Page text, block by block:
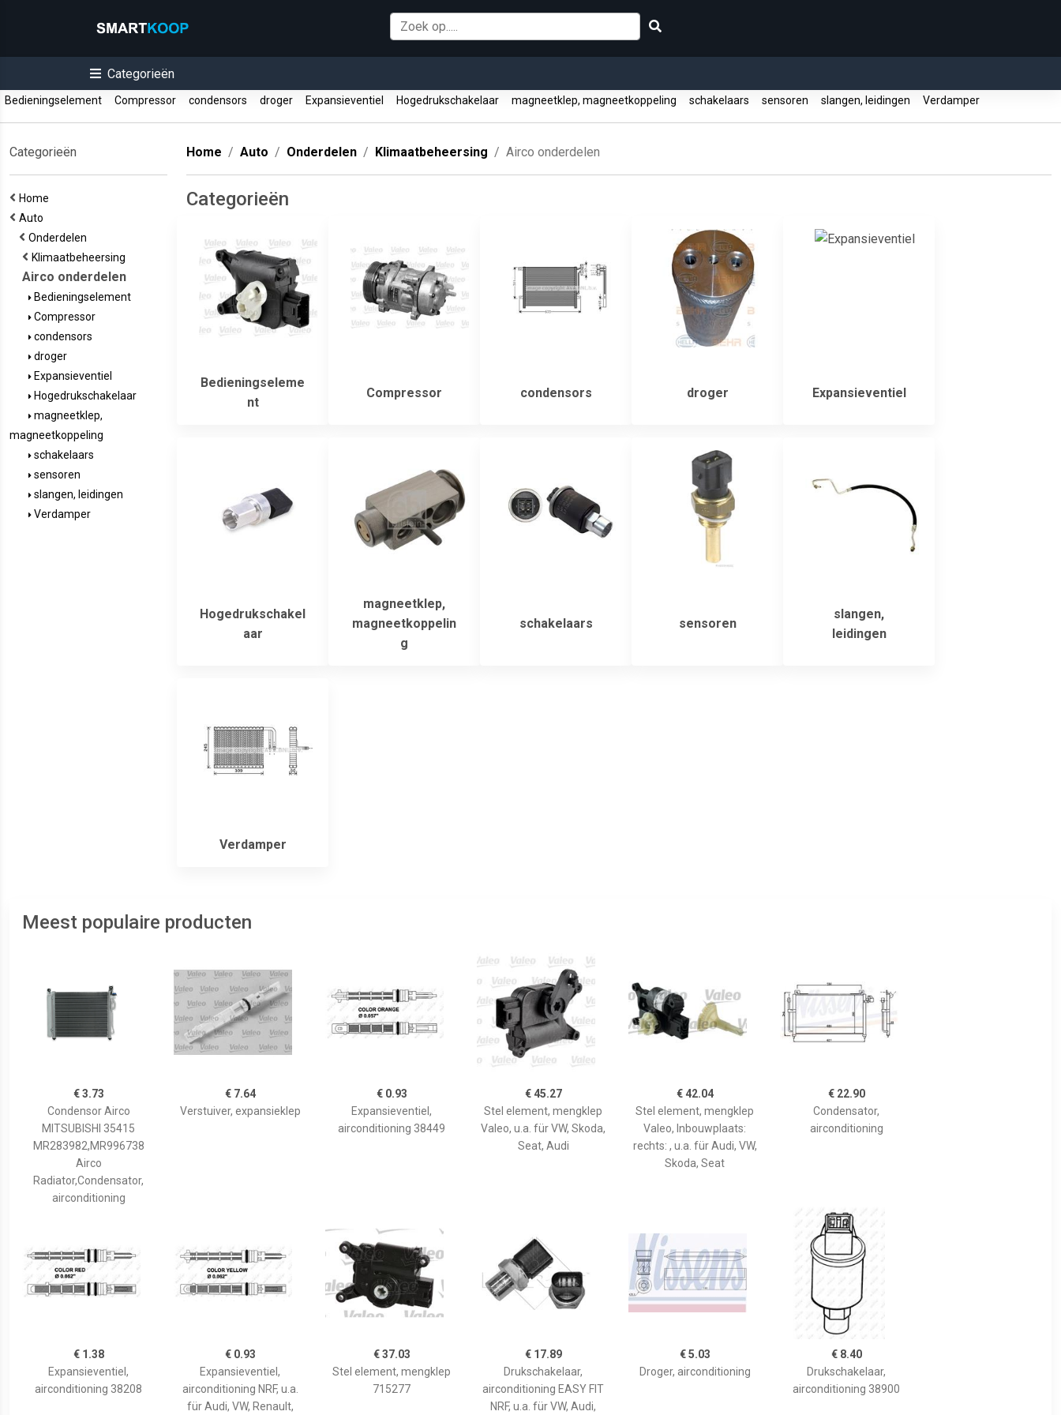
Categorieën
Bedieningselement Compressor condensors droger Expansieventiel Hogedrukschakelaar magneetklep, magneetkoppeling schakelaars sensoren slangen, leidingen Verdamper
Categorieën
Home
Auto
Onderdelen
Klimaatbeheersing
Airco onderdelen
Bedieningselement
Compressor
condensors
droger
Expansieventiel
Hogedrukschakelaar
magneetklep,
magneetkoppeling
schakelaars
sensoren
slangen, leidingen
Verdamper
Home Auto Onderdelen Klimaatbeheersing Airco onderdelen
Categorieën
Bedieningseleme
nt
Compressor condensors droger Expansieventiel
Hogedrukschakel
aar
magneetklep,
magneetkoppelin
g
schakelaars sensoren
slangen,
leidingen
Verdamper
Meest populaire producten
€ 3.73
Condensor Airco
MITSUBISHI 35415
MR283982,MR996738
Airco
Radiator,Condensator,
airconditioning
€ 7.64
Verstuiver, expansieklep
€ 0.93
Expansieventiel,
airconditioning 38449
€ 45.27
Stel element, mengklep
Valeo, u.a. für VW, Skoda,
Seat, Audi
€ 42.04
Stel element, mengklep
Valeo, Inbouwplaats:
rechts: , u.a. für Audi, VW,
Skoda, Seat
€ 22.90
Condensator,
airconditioning
€ 1.38
Expansieventiel,
airconditioning 38208
€ 0.93
Expansieventiel,
airconditioning NRF, u.a.
für Audi, VW, Renault,
€ 37.03
Stel element, mengklep
715277
€ 17.89
Drukschakelaar,
airconditioning EASY FIT
NRF, u.a. für VW, Audi,
€ 5.03
Droger, airconditioning
€ 8.40
Drukschakelaar,
airconditioning 38900